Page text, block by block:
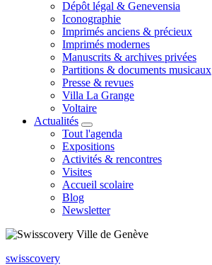
Dépôt légal & Genevensia
Iconographie
Imprimés anciens & précieux
Imprimés modernes
Manuscrits & archives privées
Partitions & documents musicaux
Presse & revues
Villa La Grange
Voltaire
Actualités
Tout l'agenda
Expositions
Activités & rencontres
Visites
Accueil scolaire
Blog
Newsletter
swisscovery